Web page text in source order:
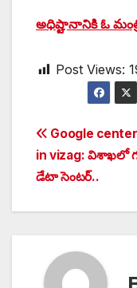
అధిష్టానానికి ఓ
Post Views:
Post
Google
in vizag: విశాఖలో
డేటా సెంటర్..